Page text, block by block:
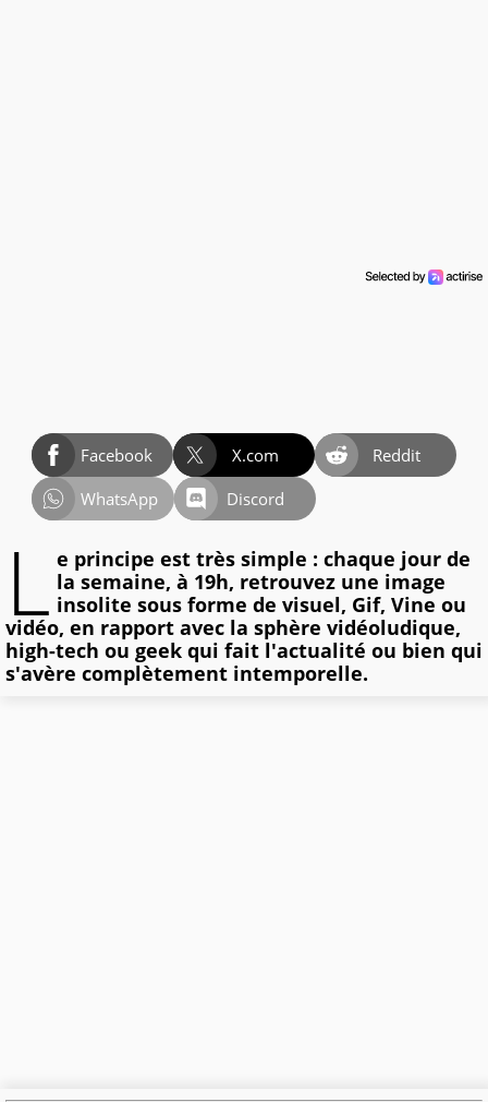
Facebook X.com
Reddit
WhatsApp
Discord
L e principe est très simple : chaque jour de
la semaine, à 19h, retrouvez une image
insolite sous forme de visuel, Gif, Vine ou
vidéo, en rapport avec la sphère vidéoludique,
high-tech ou geek qui fait l'actualité ou bien qui
s'avère complètement intemporelle.